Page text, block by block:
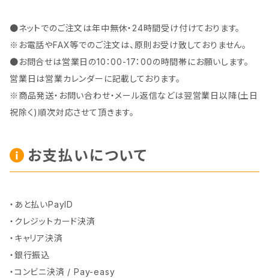
●ネットでのご注文は年中無休・24時間受け付けております。
※お電話やFAX等でのご注文は、原則お受け致しておりません。
●お問合せは営業日の10：00-17：00の時間帯にお願いします。
営業日は営業カレンダーに記載しております。
※商品発送・お問い合わせ・メール返信などは翌営業日以降(土日
祝除く)順次対応させて頂きます。
お支払いについて
・あと払いPayID
・クレジットカード決済
・キャリア決済
・銀行振込
・コンビニ決済 / Pay-easy